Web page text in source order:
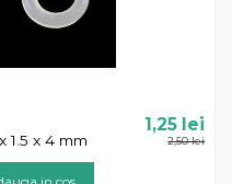
1.5 x 4 mm
1,25 lei
2,50 lei